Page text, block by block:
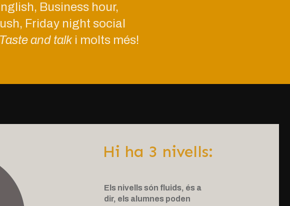
Business hour,
Friday night social
Taste and talki molts més!
Hi ha 3 nivells:
Els nivells són fluids, és a
dir, els alumnes poden